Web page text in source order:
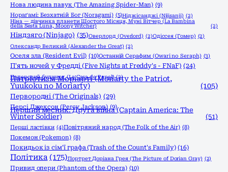
Нова людина павук (The Amazing Spider-Man) (9)
Нораґамі: Безхатній Бог (Noragami) (5)Ніджісанджі (Nijisanji) (2)
Ніна — дівчинка планети Шостого Місяця, Муні Вітчер (La Bambina
della Sesta Luna, Moony Witcher)
(2)
Ніндзяго (Ninjago) (35)Оверлорд (Overlord) (2)Одіссея (Гомер) (2)
Олександр Великий (Alexander the Great) (2)
Оселя зла (Resident Evil) (10)Останній Серафим (Owari no Seraph) (3)
П'ять ночей у Фредді (Five Nights at Freddy's - FNaF) (24)
Паперовий будинок (La Casa de Papel) (2)
Патріотизм Моріарті (Moriarty the Patriot,
Yuukoku no Moriarty)
(105)
Первородні (The Originals) (29)
Персі Джексон (Percy Jackson) (9)
Перший месник: Друга війна (Captain America: The
Winter Soldier)
(51)
Перші ластівки (4)Повітряний народ (The Folk of the Air) (8)
Покемон (Pokemon) (8)
Покидьок із сім'ї графа (Trash of the Count's Family) (16)
Політика (175)Портрет Доріана Грея (The Picture of Dorian Gray) (2)
Привид опери (Phantom of the Opera) (10)